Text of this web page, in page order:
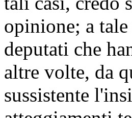
opinione; a
deputati che
altre volte, da
sussistente